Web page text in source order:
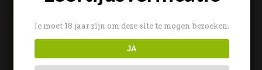
Je moet 18 jaar zijn om deze site te mogen bezoeken.
JA